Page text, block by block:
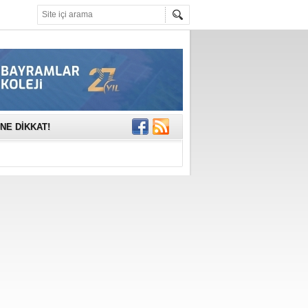
DİKKAT!